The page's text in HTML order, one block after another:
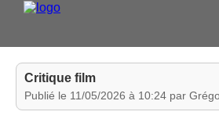
Critique film
Publié le 11/05/2026 à 10:24 par